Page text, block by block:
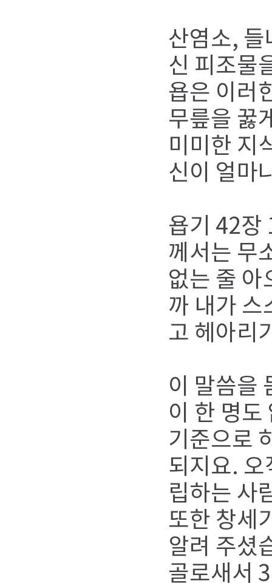
산염소,
신 피조물
욥은 이러
무릎을 꿇
미미한 지
신이 얼마
욥기 42장
께서는 무
없는 줄 아
까 내가 스
고 헤아리
이 말씀을
이 한 명도
기준으로
되지요. 오
립하는 사
또한 창세
알려 주셨
골로새서